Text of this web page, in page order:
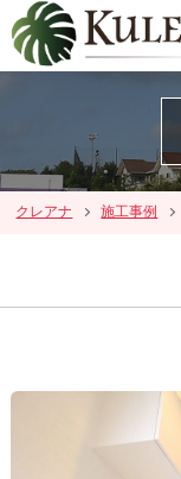
クレアナ 施工事例